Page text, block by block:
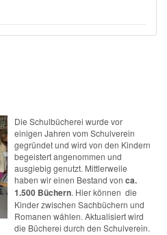
Die Schulbücherei wurde vor
einigen Jahren vom Schulverein
gegründet und wird von den Kindern
begeistert angenommen und
ausgiebig genutzt. Mittlerweile
haben wir einen Bestand von ca.
1.500 Büchern. Hier können die
Kinder zwischen Sachbüchern und
Romanen wählen. Aktualisiert wird
die Bücherei durch den Schulverein.